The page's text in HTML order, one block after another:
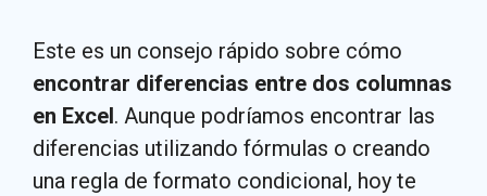
Este es un consejo rápido sobre cómo
encontrar diferencias entre dos columnas
en Excel. Aunque podríamos encontrar las
diferencias utilizando fórmulas o creando
una regla de formato condicional, hoy te